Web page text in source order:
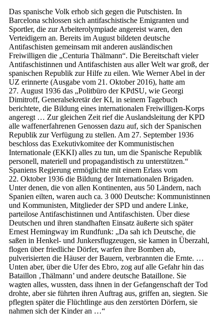
Das spanische Volk erhob sich gegen die Putschisten. In
Barcelona schlossen sich antifaschistische Emigranten und
Sportler, die zur Arbeiterolympiade angereist waren, den
Verteidigern an. Bereits im August bildeten deutsche
Antifaschisten gemeinsam mit anderen ausländischen
Freiwilligen die „Centuria Thälmann“. Die Bereitschaft vieler
Antifaschistinnen und Antifaschisten aus aller Welt war groß, der
spanischen Republik zur Hilfe zu eilen. Wie Werner Abel in der
UZ erinnerte (Ausgabe vom 21. Oktober 2016), hatte am
27. August 1936 das „Politbüro der KPdSU, wie Georgi
Dimitroff, Generalsekretär der KI, in seinem Tagebuch
berichtete, die Bildung eines internationalen Freiwilligen-Korps
angeregt … Zur gleichen Zeit rief die Auslandsleitung der KPD
alle waffenerfahrenen Genossen dazu auf, sich der Spanischen
Republik zur Verfügung zu stellen. Am 27. September 1936
beschloss das Exekutivkomitee der Kommunistischen
Internationale (EKKI) alles zu tun, um die Spanische Republik
personell, materiell und propagandistisch zu unterstützen.“
Spaniens Regierung ermöglichte mit einem Erlass vom
22. Oktober 1936 die Bildung der Internationalen Brigaden.
Unter denen, die von allen Kontinenten, aus 50 Ländern, nach
Spanien eilten, waren auch ca. 3 000 Deutsche: Kommunistinnen
und Kommunisten, Mitglieder der SPD und andere Linke,
parteilose Antifaschistinnen und Antifaschisten. Über diese
Deutschen und ihren standhaften Einsatz äußerte sich später
Ernest Hemingway im Rundfunk: „Da sah ich Deutsche, die
saßen in Henkel- und Junkersflugzeugen, sie kamen in Überzahl,
flogen über friedliche Dörfer, warfen ihre Bomben ab,
pulverisierten die Häuser der Bauern, verbrannten die Ernte. …
Unten aber, über die Ufer des Ebro, zog auf alle Gefahr hin das
Bataillon ‚Thälmann’ und andere deutsche Bataillone. Sie
wagten alles, wussten, dass ihnen in der Gefangenschaft der Tod
drohte, aber sie führten ihren Auftrag aus, griffen an, siegten. Sie
pflegten später die Flüchtlinge aus den zerstörten Dörfern, sie
nahmen sich der Kinder an …“